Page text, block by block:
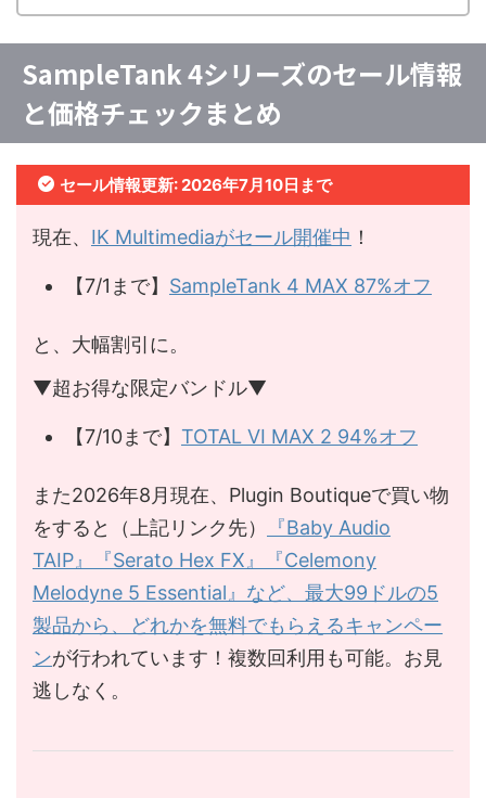
SampleTank 4シリーズのセール情報
と価格チェックまとめ
セール情報更新: 2026年7月10日まで
現在、 IK Multimediaがセール開催中 ！
【7/1まで】 SampleTank 4 MAX 87%オフ
と、大幅割引に。
▼超お得な限定バンドル▼
【7/10まで】 TOTAL VI MAX 2 94%オフ
また2026年8月現在、Plugin Boutiqueで買い物
をすると（上記リンク先）
『Baby Audio
TAIP』『Serato Hex FX』『Celemony
Melodyne 5 Essential』など、最大99ドルの5
製品から、どれかを無料でもらえるキャンペー
ンが行われています！複数回利用も可能。お見
逃しなく。